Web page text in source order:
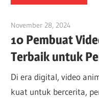
November 28, 2024
10 Pembuat
Terbaik untuk
Di era digital, video
kuat untuk bercerita,